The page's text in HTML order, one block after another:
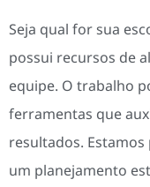
Seja qual for sua
possui recursos de
equipe. O trabalho
ferramentas que
resultados.
um planejamento